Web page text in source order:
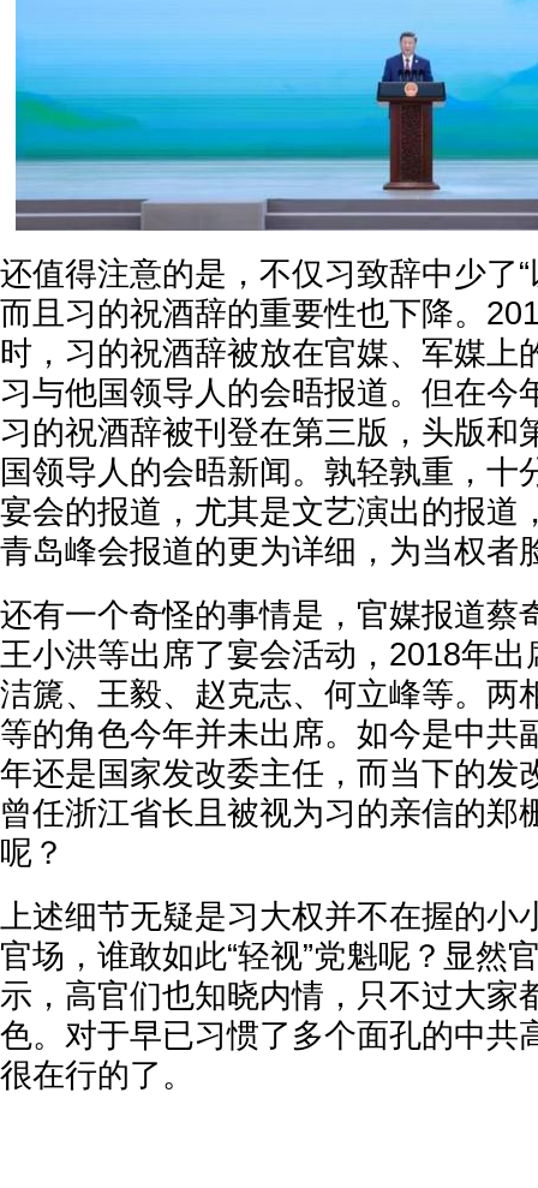
还值得注意的是，不仅习致辞中少了
而且习的祝酒辞的重要性也下降。
时，习的祝酒辞被放在官媒、军媒上
习与他国领导人的会晤报道。但在今
习的祝酒辞被刊登在第三版，头版和
国领导人的会晤新闻。孰轻孰重，十
宴会的报道，尤其是文艺演出的报道
青岛峰会报道的更为详细，为当权者
还有一个奇怪的事情是，官媒报道蔡
王小洪等出席了宴会活动，2018年
洁篪、王毅、赵克志、何立峰等。两
等的角色今年并未出席。如今是中共
年还是国家发改委主任，而当下的发
曾任浙江省长且被视为习的亲信的郑
呢？
上述细节无疑是习大权并不在握的小
官场，谁敢如此“轻视”党魁呢？显然
示，高官们也知晓内情，只不过大家
色。对于早已习惯了多个面孔的中共
很在行的了。